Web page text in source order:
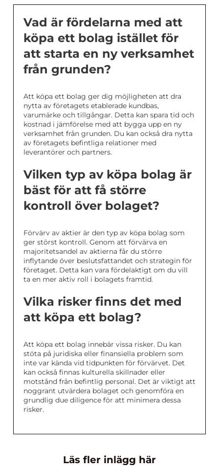
Vad är fördelarna med att
köpa ett bolag istället för
att starta en ny verksamhet
från grunden?
Att köpa ett bolag ger dig möjligheten att dra
nytta av företagets etablerade kundbas,
varumärke och tillgångar. Detta kan spara tid och
kostnad i jämförelse med att bygga upp en ny
verksamhet från grunden. Du kan också dra nytta
av företagets befintliga relationer med
leverantörer och partners.
Vilken typ av köpa bolag är
bäst för att få större
kontroll över bolaget?
Förvärv av aktier är den typ av köpa bolag som
ger störst kontroll. Genom att förvärva en
majoritetsandel av aktierna får du större
inflytande över beslutsfattandet och strategin för
företaget. Detta kan vara fördelaktigt om du vill
ta en mer aktiv roll i bolagets framtid.
Vilka risker finns det med
att köpa ett bolag?
Att köpa ett bolag innebär vissa risker. Du kan
stöta på juridiska eller finansiella problem som
inte var kända vid tidpunkten för förvärvet. Det
kan också finnas kulturella skillnader eller
motstånd från befintlig personal. Det är viktigt att
noggrant utvärdera bolaget och genomföra en
grundlig due diligence för att minimera dessa
risker.
Läs fler inlägg här